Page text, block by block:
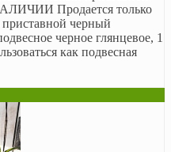
Продается только
приставной черный
черное глянцевое, 1
как подвесная